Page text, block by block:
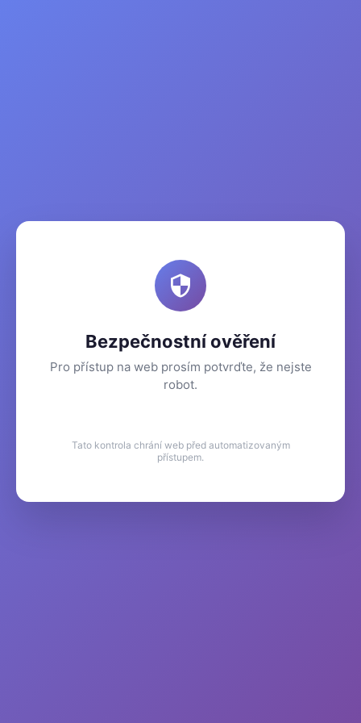
Bezpečnostní ověření
Pro přístup na web prosím potvrďte, že nejste
robot.
Tato kontrola chrání web před automatizovaným
přístupem.